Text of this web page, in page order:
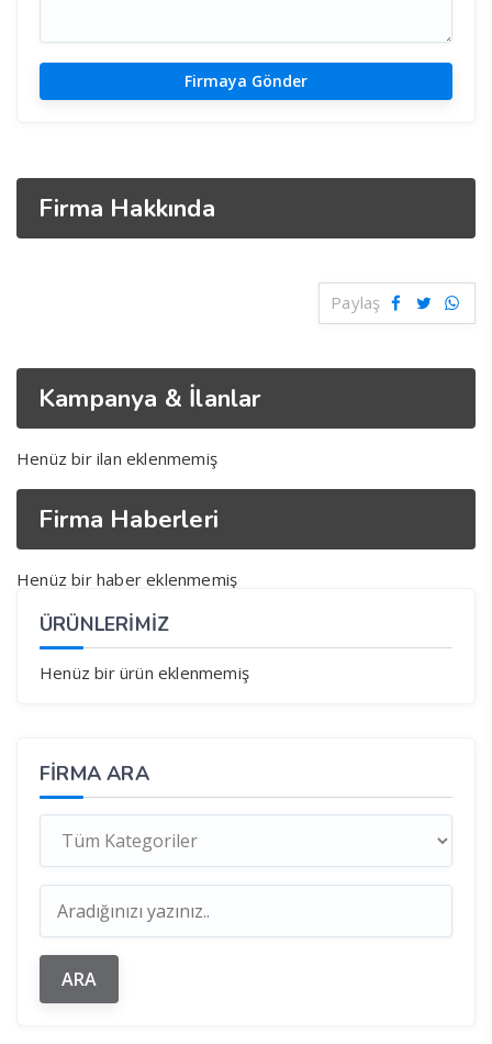
Firma Hakkında
Paylaş
Kampanya & İlanlar
Henüz bir ilan eklenmemiş
Firma Haberleri
Henüz bir haber eklenmemiş
ÜRÜNLERİMİZ
Henüz bir ürün eklenmemiş
FIRMA ARA